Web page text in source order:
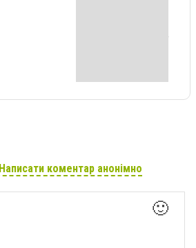
Написати коментар анонімно
🙂